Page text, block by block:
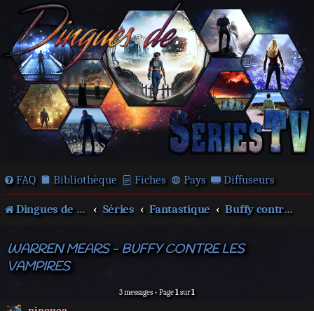
FAQ Bibliothèque Fiches Pays Diffuseurs
Dingues de séries télé ! Séries Fantastique Buffy contre les vampires
WARREN MEARS - BUFFY CONTRE LES
VAMPIRES
3 messages • Page1sur1